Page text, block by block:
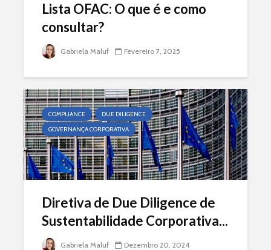
Lista OFAC: O que é e como
consultar?
Gabriela Maluf Fevereiro 7, 2025
COMPLIANCE
DUE DILIGENCE
GOVERNANÇA CORPORATIVA
Diretiva de Due Diligence de
Sustentabilidade Corporativa...
Gabriela Maluf Dezembro 20, 2024